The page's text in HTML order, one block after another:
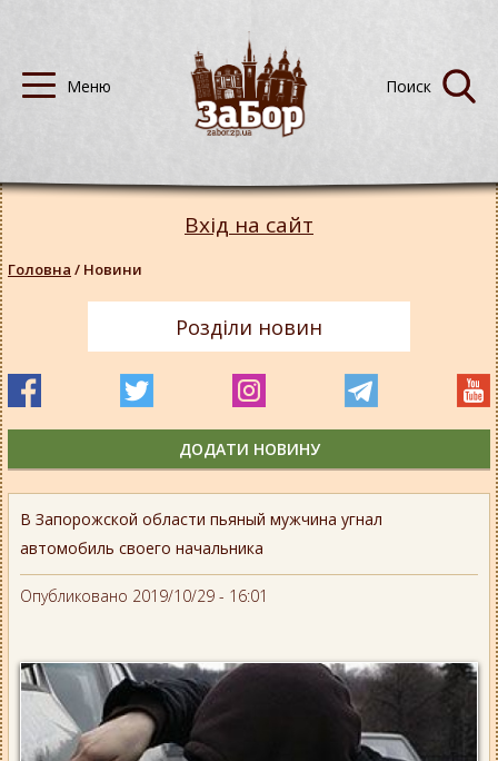
В Запорожской области пьяный мужчина угнал
автомобиль своего начальника
Опубликовано 2019/10/29 - 16:01
Вхід на сайт
Головна / Новини
Розділи новин
ДОДАТИ НОВИНУ